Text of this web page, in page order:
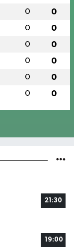
0 0
0 0
0 0
0 0
0 0
0 0
21:30
19:00